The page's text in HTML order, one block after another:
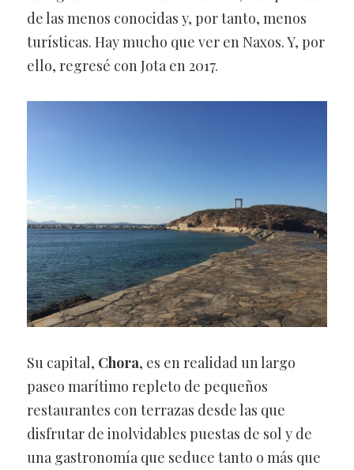
de las menos conocidas y, por tanto, menos
turísticas. Hay mucho que ver en Naxos. Y, por
ello, regresé con Jota en 2017.
Su capital, Chora, es en realidad un largo
paseo marítimo repleto de pequeños
restaurantes con terrazas desde las que
disfrutar de inolvidables puestas de sol y de
una gastronomía que seduce tanto o más que